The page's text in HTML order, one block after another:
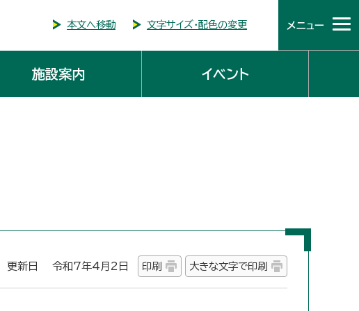
本文へ移動 文字サイズ・配色の変更 メニュー
施設案内 イベント
更新日 令和7年4月2日 印刷 大きな文字で印刷